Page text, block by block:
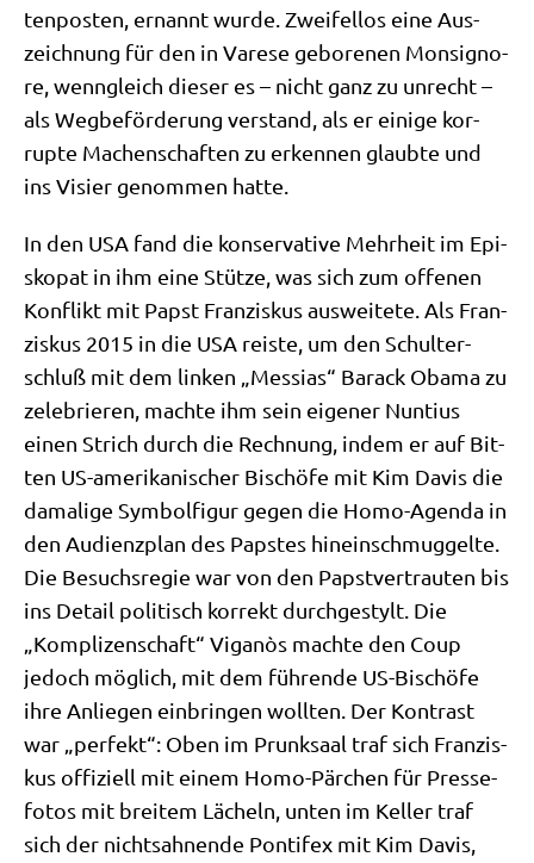
ten­po­sten, ernannt wur­de. Zwei­fel­los eine Aus­
zeich­nung für den in Vare­se gebo­re­nen Mon­si­gno­
re, wenn­gleich die­ser es – nicht ganz zu unrecht –
als Weg­be­för­de­rung ver­stand, als er eini­ge kor­
rup­te Machen­schaf­ten zu erken­nen glaub­te und
ins Visier genom­men hatte.
In den USA fand die kon­ser­va­ti­ve Mehr­heit im Epi­
sko­pat in ihm eine Stüt­ze, was sich zum offe­nen
Kon­flikt mit Papst Fran­zis­kus aus­wei­te­te. Als Fran­
zis­kus 2015 in die USA rei­ste, um den Schul­ter­
schluß mit dem lin­ken „Mes­si­as“ Barack Oba­ma zu
zele­brie­ren, mach­te ihm sein eige­ner Nun­ti­us
einen Strich durch die Rech­nung, indem er auf Bit­
ten US-ame­ri­ka­ni­scher Bischö­fe mit Kim Davis die
dama­li­ge Sym­bol­fi­gur gegen die Homo-Agen­da in
den Audi­enz­plan des Pap­stes hin­ein­schmug­gel­te.
Die Besuchs­re­gie war von den Papst­ver­trau­ten bis
ins Detail poli­tisch kor­rekt durch­ge­stylt. Die
„Kom­pli­zen­schaft“ Viganòs mach­te den Coup
jedoch mög­lich, mit dem füh­ren­de US-Bischö­fe
ihre Anlie­gen ein­brin­gen woll­ten. Der Kon­trast
war „per­fekt“: Oben im Prunk­saal traf sich Fran­zis­
kus offi­zi­ell mit einem Homo-Pär­chen für Pres­se­
fo­tos mit brei­tem Lächeln, unten im Kel­ler traf
sich der nichts­ah­nen­de Pon­ti­fex mit Kim Davis,